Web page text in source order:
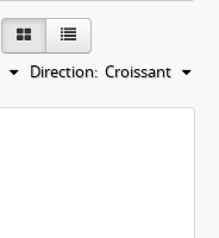
Direction: Croissant